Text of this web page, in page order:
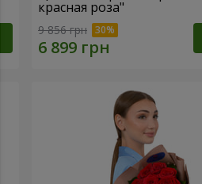
красная роза"
9 856 грн